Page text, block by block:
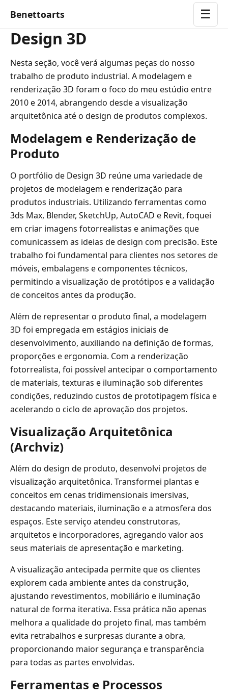
Benettoarts ☰
Design 3D
Nesta seção, você verá algumas peças do nosso
trabalho de produto industrial. A modelagem e
renderização 3D foram o foco do meu estúdio entre
2010 e 2014, abrangendo desde a visualização
arquitetônica até o design de produtos complexos.
Modelagem e Renderização de
Produto
O portfólio de Design 3D reúne uma variedade de
projetos de modelagem e renderização para
produtos industriais. Utilizando ferramentas como
3ds Max, Blender, SketchUp, AutoCAD e Revit, foquei
em criar imagens fotorrealistas e animações que
comunicassem as ideias de design com precisão. Este
trabalho foi fundamental para clientes nos setores de
móveis, embalagens e componentes técnicos,
permitindo a visualização de protótipos e a validação
de conceitos antes da produção.
Além de representar o produto final, a modelagem
3D foi empregada em estágios iniciais de
desenvolvimento, auxiliando na definição de formas,
proporções e ergonomia. Com a renderização
fotorrealista, foi possível antecipar o comportamento
de materiais, texturas e iluminação sob diferentes
condições, reduzindo custos de prototipagem física e
acelerando o ciclo de aprovação dos projetos.
Visualização Arquitetônica
(Archviz)
Além do design de produto, desenvolvi projetos de
visualização arquitetônica. Transformei plantas e
conceitos em cenas tridimensionais imersivas,
destacando materiais, iluminação e a atmosfera dos
espaços. Este serviço atendeu construtoras,
arquitetos e incorporadores, agregando valor aos
seus materiais de apresentação e marketing.
A visualização antecipada permite que os clientes
explorem cada ambiente antes da construção,
ajustando revestimentos, mobiliário e iluminação
natural de forma iterativa. Essa prática não apenas
melhora a qualidade do projeto final, mas também
evita retrabalhos e surpresas durante a obra,
proporcionando maior segurança e transparência
para todas as partes envolvidas.
Ferramentas e Processos